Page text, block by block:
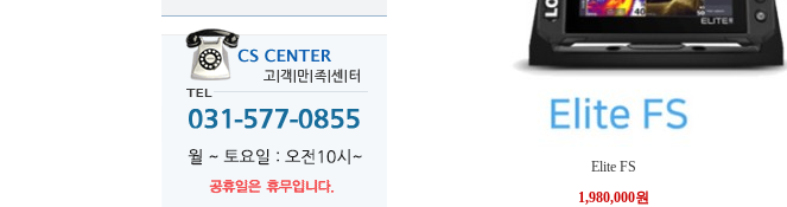
Elite FS
1,980,000원